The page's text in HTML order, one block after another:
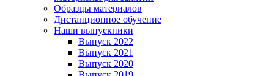
Образцы материалов
Дистанционное обучение
Наши выпускники
Выпуск 2022
Выпуск 2021
Выпуск 2020